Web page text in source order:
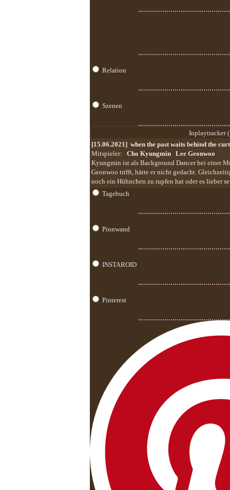
Relation
Szenen
Inplaytracker
[15.06.2021] when the past waits behind the
Mitspieler: Cho Kyungmin Lee Geonwoo
Kyungmin ist als Background Dancer bei einer
Geonwoo trifft, hätte er nicht gedacht.
noch ein Hühnchen zu rupfen hat oder es lieber
Tagebuch
Pinnwand
INSTAROID
Pinterest